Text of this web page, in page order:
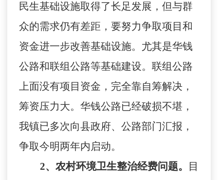
民生基础设施取得了长足发展，但与群
众的需求仍有差距，要努力争取项目和
资金进一步改善基础设施。尤其是华钱
公路和联组公路等基础建设。联组公路
上面没有项目资金，完全靠自筹解决，
筹资压力大。华钱公路已经破损不堪，
我镇已多次向县政府、公路部门汇报，
争取今明两年内启动。
2、农村环境卫生整治经费问题。
目